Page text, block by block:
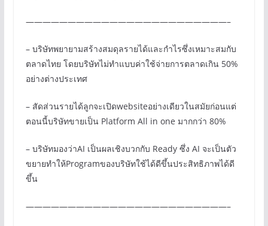
————————————————————————–
– บริษัทพยายามสร้างสมดุลรายได้และกำไรซึ่งเหมาะสมกับ
ตลาดไทย โดยบริษัทไม่ทำแบบค่าใช้จ่ายการตลาดเกิน 50%
อย่างต่างประเทศ
– สัดส่วนรายได้ลูกจะเปิดwebsiteอย่างเดียวในสมัยก่อนแต่
ตอนนี้บริษัทขายเป็น Platform All in one มากกว่า 80%
– บริษัทมองว่าAI เป็นผลเชิงบวกกับ Ready ซึ่ง AI จะเป็นตัว
ขยายทำให้Programของบริษัทใช้ได้ดีขึ้นประสิทธิภาพได้ดี
ขึ้น
————————————————————————–